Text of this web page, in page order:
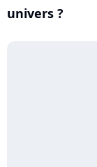
univers ?